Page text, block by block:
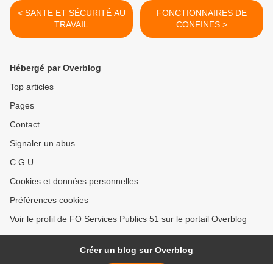
< SANTE ET SÉCURITÉ AU
TRAVAIL
FONCTIONNAIRES DE
CONFINES >
Hébergé par Overblog
Top articles
Pages
Contact
Signaler un abus
C.G.U.
Cookies et données personnelles
Préférences cookies
Voir le profil de FO Services Publics 51 sur le portail Overblog
Créer un blog sur Overblog